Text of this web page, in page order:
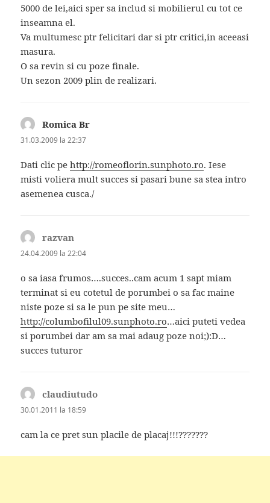
5000 de lei,aici sper sa includ si mobilierul cu tot ce
inseamna el.
Va multumesc ptr felicitari dar si ptr critici,in aceeasi
masura.
O sa revin si cu poze finale.
Un sezon 2009 plin de realizari.
Romica Br
31.03.2009 la 22:37
Dati clic pehttp://romeoflorin.sunphoto.ro. Iese
misti voliera mult succes si pasari bune sa stea intro
asemenea cusca./
razvan
24.04.2009 la 22:04
o sa iasa frumos….succes..cam acum 1 sapt miam
terminat si eu cotetul de porumbei o sa fac maine
niste poze si sa le pun pe site meu…
http://columbofilul09.sunphoto.ro…aici puteti vedea
si porumbei dar am sa mai adaug poze noi;):D…
succes tuturor
claudiutudo
30.01.2011 la 18:59
cam la ce pret sun placile de placaj!!!???????